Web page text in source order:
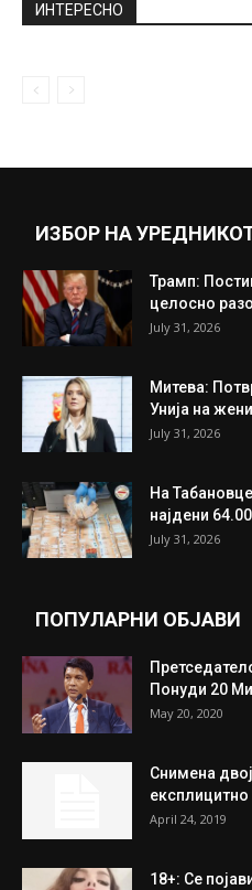
ИНТЕРЕСНО
ИЗБОР НА
Трамп:
целосно
July 31, 2026
Митева:
Унија на
July 31, 2026
На
најдени
July 31, 2026
ПОПУЛАРНИ ОБЈАВИ
Понуди 20
May 20, 2020
Снимена
April 24, 2019
18+: Се